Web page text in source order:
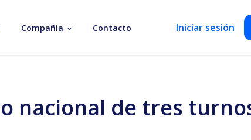
Compañía Contacto Iniciar sesión
nacional de tres